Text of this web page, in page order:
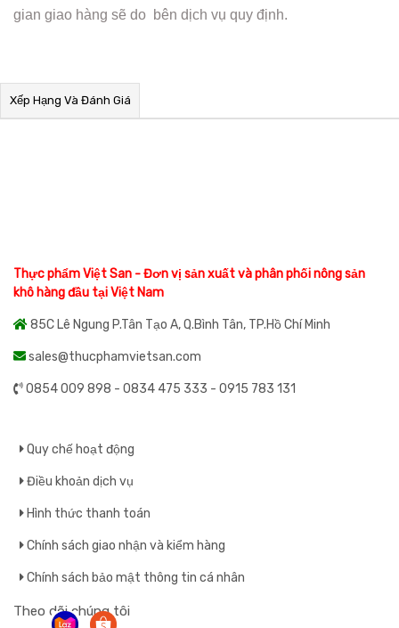
gian giao hàng sẽ do bên dịch vụ quy định.
Xếp Hạng Và Đánh Giá
Thực phẩm Việt San - Đơn vị sản xuất và phân phối nông sản
khô hàng đầu tại Việt Nam
85C Lê Ngung P.Tân Tạo A, Q.Bình Tân, TP.Hồ Chí Minh
sales@thucphamvietsan.com
0854 009 898 - 0834 475 333 - 0915 783 131
Quy chế hoạt động
Điều khoản dịch vụ
Hình thức thanh toán
Chính sách giao nhận và kiểm hàng
Chính sách bảo mật thông tin cá nhân
Theo dõi chúng tôi